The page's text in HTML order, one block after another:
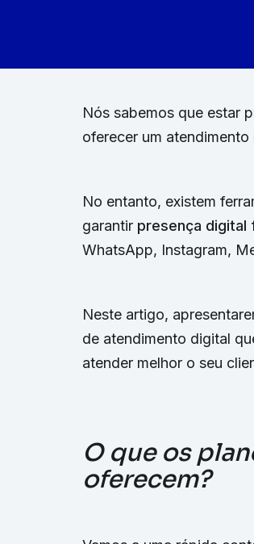
Nós sabemos que estar
oferecer um
No entanto, existem
garantir presença digital
WhatsApp, Instagram,
Neste artigo,
de atendimento digital
atender melhor o seu
O que os
oferecem?